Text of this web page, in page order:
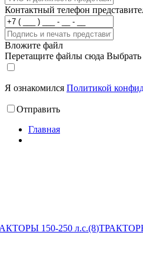
Контактный телефон
Вложите файл
Перетащите файлы сюда
Я ознакомился Политикой
Отправить
Главная
150-250 л.с.(8)